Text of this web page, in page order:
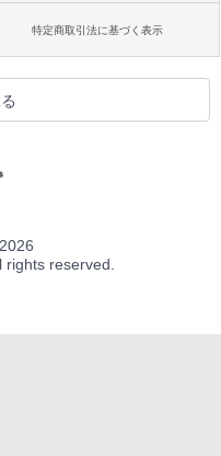
特定商取引法に基づく表示
2026
reserved.